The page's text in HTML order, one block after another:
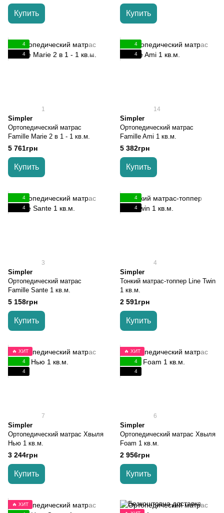
Купить Купить
4
4
1
Simpler
Ортопедический матрас
Famille Marie 2 в 1 - 1 кв.м.
5 761грн
Купить
4
4
14
Simpler
Ортопедический матрас
Famille Ami 1 кв.м.
5 382грн
Купить
4
4
3
Simpler
Ортопедический матрас
Famille Sante 1 кв.м.
5 158грн
Купить
4
4
4
Simpler
Тонкий матрас-топпер Line Twin
1 кв.м.
2 591грн
Купить
🔥 ХИТ
4
4
7
Simpler
Ортопедический матрас Хвыля
Нью 1 кв.м.
3 244грн
Купить
🔥 ХИТ
4
4
6
Simpler
Ортопедический матрас Хвыля
Foam 1 кв.м.
2 956грн
Купить
🔥 ХИТ